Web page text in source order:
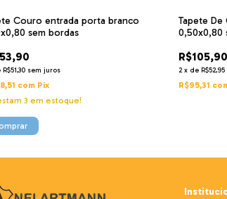
Couro entrada porta branco
sem bordas
R$51,30 sem juros
com Pix
3 em estoque!
Tapete
0,50x0,80
R$105,90
2 x de R$52,95
R$95,31